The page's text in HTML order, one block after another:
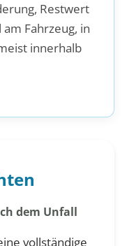
Restwert
Fahrzeug, in
innerhalb
dem Unfall
vollständige